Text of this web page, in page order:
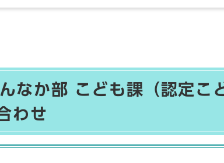
なか部 こども課（認定
わせ